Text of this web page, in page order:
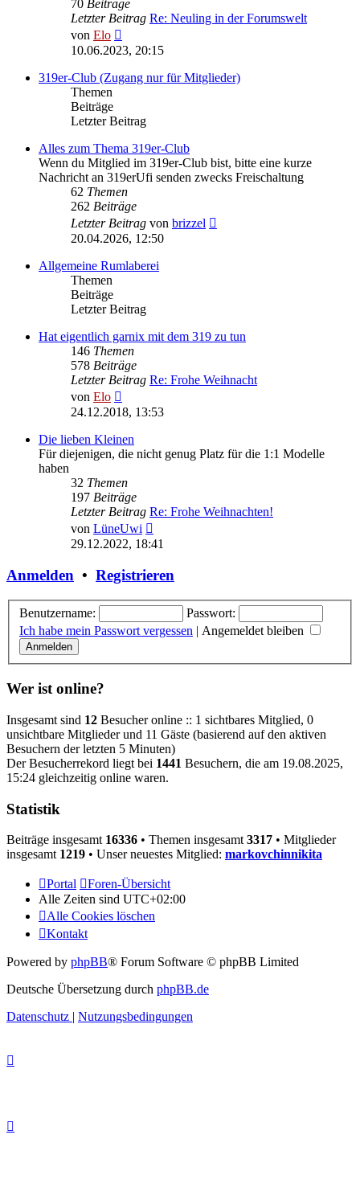
70 Beiträge
Letzter Beitrag Re: Neuling in der Forumswelt
von Elo
Beitrag
10.06.2023, 20:15
319er-Club (Zugang nur für Mitglieder)
Themen
Beiträge
Letzter Beitrag
Alles zum Thema 319er-Club
Wenn du Mitglied im 319er-Club bist, bitte eine kurze
Nachricht an 319erUfi senden zwecks Freischaltung
62 Themen
262 Beiträge
Letzter Beitrag von brizzel
20.04.2026, 12:50
Allgemeine Rumlaberei
Themen
Beiträge
Letzter Beitrag
Hat eigentlich garnix mit dem 319 zu tun
146 Themen
578 Beiträge
Letzter Beitrag Re: Frohe Weihnacht
von Elo
Beitrag
24.12.2018, 13:53
Die lieben Kleinen
Für diejenigen, die nicht genug Platz für die 1:1 Modelle
haben
32 Themen
197 Beiträge
Letzter Beitrag Re: Frohe Weihnachten!
von LüneUwi
Beitrag
29.12.2022, 18:41
Anmelden • Registrieren
Benutzername:
Passwort:
Ich habe mein Passwort vergessen | Angemeldet bleiben
Wer ist online?
Insgesamt sind 12 Besucher online :: 1 sichtbares Mitglied, 0
unsichtbare Mitglieder und 11 Gäste (basierend auf den aktiven
Besuchern der letzten 5 Minuten)
Der Besucherrekord liegt bei 1441 Besuchern, die am 19.08.2025,
15:24 gleichzeitig online waren.
Statistik
Beiträge insgesamt 16336 • Themen insgesamt 3317 • Mitglieder
insgesamt 1219 • Unser neuestes Mitglied: markovchinnikita
Portal
Foren-Übersicht
Alle Zeiten sind UTC+02:00
Alle Cookies löschen
Kontakt
Powered by phpBB® Forum Software © phpBB Limited
Deutsche Übersetzung durch phpBB.de
Datenschutz | Nutzungsbedingungen